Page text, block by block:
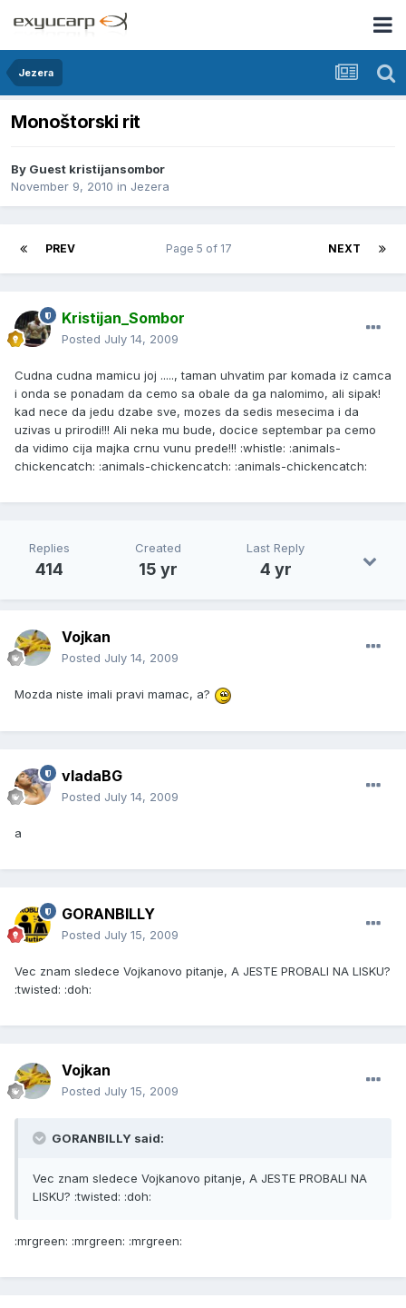
Jezera
Monoštorski rit
By Guest kristijansombor
November 9, 2010 in Jezera
PREV NEXT
Page 5 of 17
Kristijan_Sombor
Posted July 14, 2009
Cudna cudna mamicu joj ....., taman uhvatim par komada iz camca
i onda se ponadam da cemo sa obale da ga nalomimo, ali sipak!
kad nece da jedu dzabe sve, mozes da sedis mesecima i da
uzivas u prirodi!!! Ali neka mu bude, docice septembar pa cemo
da vidimo cija majka crnu vunu prede!!! :whistle: :animals-
chickencatch: :animals-chickencatch: :animals-chickencatch:
Replies
414
Created
15 yr
Last Reply
4 yr
Vojkan
Posted July 14, 2009
Mozda niste imali pravi mamac, a?
vladaBG
Posted July 14, 2009
a
GORANBILLY
Posted July 15, 2009
Vec znam sledece Vojkanovo pitanje, A JESTE PROBALI NA LISKU?
:twisted: :doh:
Vojkan
Posted July 15, 2009
GORANBILLY said:
Vec znam sledece Vojkanovo pitanje, A JESTE PROBALI NA
LISKU? :twisted: :doh:
:mrgreen: :mrgreen: :mrgreen: